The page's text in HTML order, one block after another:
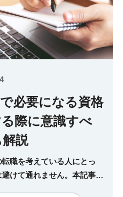
必要になる資格
際に意識すべ
説
職を考えている人にとっ
けて通れません。本記事で